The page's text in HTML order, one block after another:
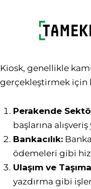
Kiosk, genellikle
gerçekleştirmek için
Perakende
başlarına
Bankacılık:
ödemeleri gibi
Ulaşım ve
yazdırma gibi